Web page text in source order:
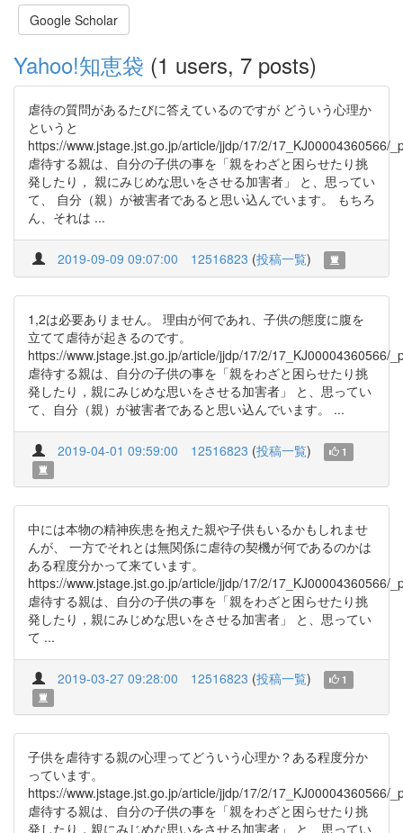
Google Scholar
Yahoo!知恵袋 (1 users, 7 posts)
虐待の質問があるたびに答えているのですが どういう心理か
というと
https://www.jstage.jst.go.jp/article/jjdp/17/2/17_KJ00004360566/
虐待する親は、自分の子供の事を「親をわざと困らせたり挑
発したり， 親にみじめな思いをさせる加害者」 と、思ってい
て、 自分（親）が被害者であると思い込んでいます。 もちろ
ん、それは ...
2019-09-09 09:07:00 12516823 (投稿一覧)
1,2は必要ありません。 理由が何であれ、子供の態度に腹を
立てて虐待が起きるのです。
https://www.jstage.jst.go.jp/article/jjdp/17/2/17_KJ00004360566/
虐待する親は、自分の子供の事を「親をわざと困らせたり挑
発したり，親にみじめな思いをさせる加害者」 と、思ってい
て、自分（親）が被害者であると思い込んでいます。 ...
2019-04-01 09:59:00 12516823 (投稿一覧) 1
中には本物の精神疾患を抱えた親や子供もいるかもしれませ
んが、 一方でそれとは無関係に虐待の契機が何であるのかは
ある程度分かって来ています。
https://www.jstage.jst.go.jp/article/jjdp/17/2/17_KJ00004360566/
虐待する親は、自分の子供の事を「親をわざと困らせたり挑
発したり，親にみじめな思いをさせる加害者」 と、思ってい
て ...
2019-03-27 09:28:00 12516823 (投稿一覧) 1
子供を虐待する親の心理ってどういう心理か？ある程度分か
っています。
https://www.jstage.jst.go.jp/article/jjdp/17/2/17_KJ00004360566/
虐待する親は、自分の子供の事を「親をわざと困らせたり挑
発したり，親にみじめな思いをさせる加害者」 と、思ってい